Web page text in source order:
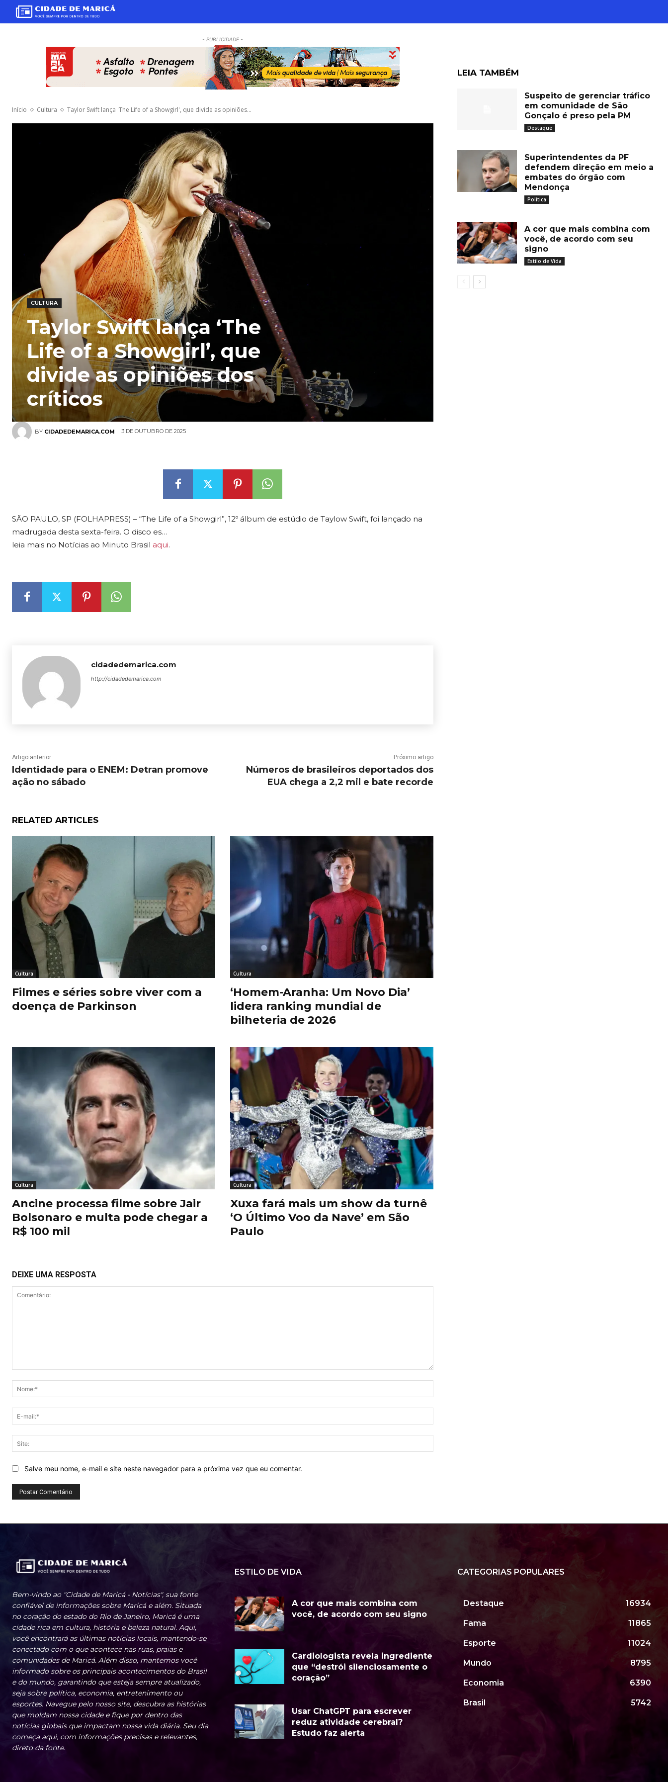
- PUBLICIDADE -
Início Cultura Taylor Swift lança 'The Life of a Showgirl', que divide as opiniões...
BY CIDADEDEMARICA.COM 3 DE OUTUBRO DE 2025
CULTURA
Taylor Swift lança ‘The
Life of a Showgirl’, que
divide as opiniões dos
críticos
LEIA TAMBÉM
Suspeito de gerenciar tráfico
em comunidade de São
Gonçalo é preso pela PM
Destaque
Superintendentes da PF
defendem direção em meio a
embates do órgão com
Mendonça
Política
A cor que mais combina com
você, de acordo com seu
signo
Estilo de Vida
SÃO PAULO, SP (FOLHAPRESS) – “The Life of a Showgirl”, 12º álbum de estúdio de Taylow Swift, foi lançado na
madrugada desta sexta-feira. O disco es…
leia mais no Notícias ao Minuto Brasil aqui.
cidadedemarica.com
http://cidadedemarica.com
Artigo anterior
Identidade para o ENEM: Detran promove
ação no sábado
Próximo artigo
Números de brasileiros deportados dos
EUA chega a 2,2 mil e bate recorde
RELATED ARTICLES
Cultura
Filmes e séries sobre viver com a
doença de Parkinson
Cultura
‘Homem-Aranha: Um Novo Dia’
lidera ranking mundial de
bilheteria de 2026
Cultura
Ancine processa filme sobre Jair
Bolsonaro e multa pode chegar a
R$ 100 mil
Cultura
Xuxa fará mais um show da turnê
‘O Último Voo da Nave’ em São
Paulo
DEIXE UMA RESPOSTA
mail:*
Salve meu nome, e-mail e site neste navegador para a próxima vez que eu comentar.
Bem-vindo ao "Cidade de Maricá - Notícias", sua fonte
confiável de informações sobre Maricá e além. Situada
no coração do estado do Rio de Janeiro, Maricá é uma
cidade rica em cultura, história e beleza natural. Aqui,
você encontrará as últimas notícias locais, mantendo-se
conectado com o que acontece nas ruas, praias e
comunidades de Maricá. Além disso, mantemos você
informado sobre os principais acontecimentos do Brasil
e do mundo, garantindo que esteja sempre atualizado,
seja sobre política, economia, entretenimento ou
esportes. Navegue pelo nosso site, descubra as histórias
que moldam nossa cidade e fique por dentro das
notícias globais que impactam nossa vida diária. Seu dia
começa aqui, com informações precisas e relevantes,
direto da fonte.
ESTILO DE VIDA
A cor que mais combina com
você, de acordo com seu signo
Cardiologista revela ingrediente
que “destrói silenciosamente o
coração”
Usar ChatGPT para escrever
reduz atividade cerebral?
Estudo faz alerta
CATEGORIAS POPULARES
Destaque 16934
Fama 11865
Esporte 11024
Mundo 8795
Economia 6390
Brasil 5742